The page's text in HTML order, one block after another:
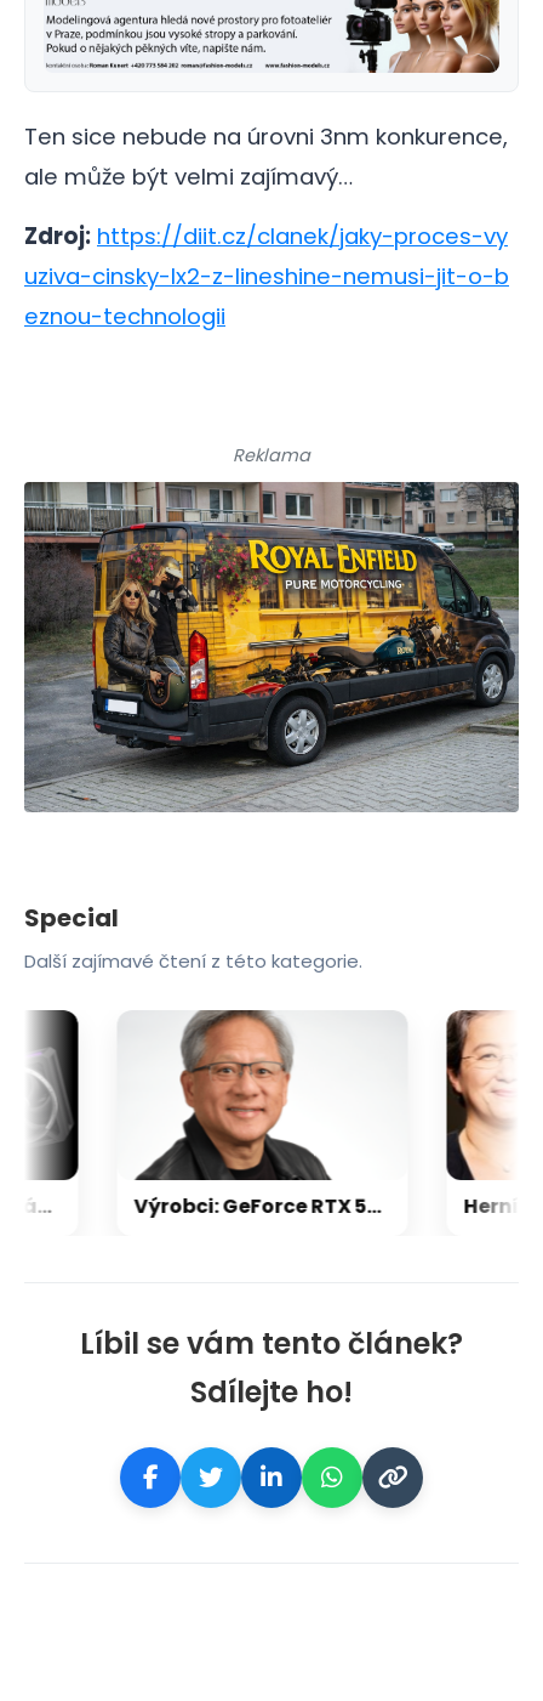
Ten sice nebude na úrovni 3nm konkurence,
ale může být velmi zajímavý…
Zdroj: https://diit.cz/clanek/jaky-proces-vy
uziva-cinsky-lx2-z-lineshine-nemusi-jit-o-b
eznou-technologii
Líbil se vám tento článek?
Sdílejte ho!
Reklama
Special
Další zajímavé čtení z této kategorie.
Nvidia zrušila objednávku GeForce RTX 5090 za $4600, Asus ji prý dodá za $5200 Výrobci: GeForce RTX 5000 zdraží o 20-30 %, zastavili jsme dodávky levných karet